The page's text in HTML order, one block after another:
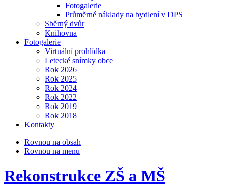
Fotogalerie
Průměrné náklady na bydlení v DPS
Sběrný dvůr
Knihovna
Fotogalerie
Virtuální prohlídka
Letecké snímky obce
Rok 2026
Rok 2025
Rok 2024
Rok 2022
Rok 2019
Rok 2018
Kontakty
Rovnou na obsah
Rovnou na menu
Rekonstrukce ZŠ a MŠ